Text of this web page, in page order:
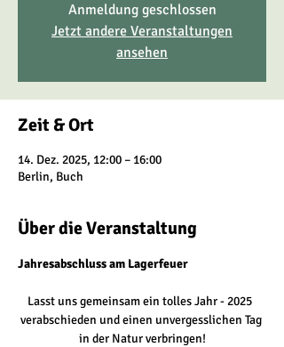
Anmeldung geschlossen
Jetzt andere Veranstaltungen
ansehen
Zeit & Ort
14. Dez. 2025, 12:00 – 16:00
Berlin, Buch
Über die Veranstaltung
Jahresabschluss am Lagerfeuer
Lasst uns gemeinsam ein tolles Jahr - 2025
verabschieden und einen unvergesslichen Tag
in der Natur verbringen!